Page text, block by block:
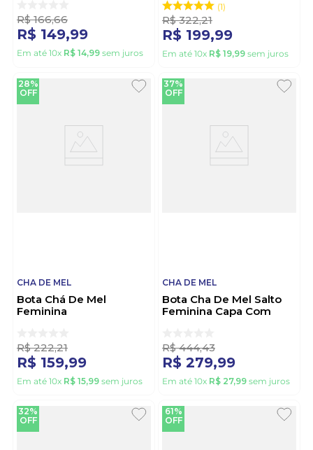
R$ 166,66
R$ 149,99
Em até 10x R$ 14,99 sem juros
1
R$ 322,21
R$ 199,99
Em até 10x R$ 19,99 sem juros
28%
OFF
CHA DE MEL
Bota Chá De Mel
Feminina
R$ 222,21
R$ 159,99
Em até 10x R$ 15,99 sem juros
37%
OFF
CHA DE MEL
Bota Cha De Mel Salto
Feminina Capa Com
R$ 444,43
R$ 279,99
Em até 10x R$ 27,99 sem juros
32%
OFF
61%
OFF